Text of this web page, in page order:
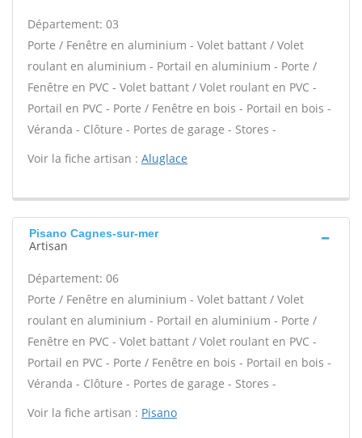
Département: 03
Porte / Fenêtre en aluminium - Volet battant / Volet
roulant en aluminium - Portail en aluminium - Porte /
Fenêtre en PVC - Volet battant / Volet roulant en PVC -
Portail en PVC - Porte / Fenêtre en bois - Portail en bois -
Véranda - Clôture - Portes de garage - Stores -
Voir la fiche artisan : Aluglace
Pisano Cagnes-sur-mer
Artisan
Département: 06
Porte / Fenêtre en aluminium - Volet battant / Volet
roulant en aluminium - Portail en aluminium - Porte /
Fenêtre en PVC - Volet battant / Volet roulant en PVC -
Portail en PVC - Porte / Fenêtre en bois - Portail en bois -
Véranda - Clôture - Portes de garage - Stores -
Voir la fiche artisan : Pisano